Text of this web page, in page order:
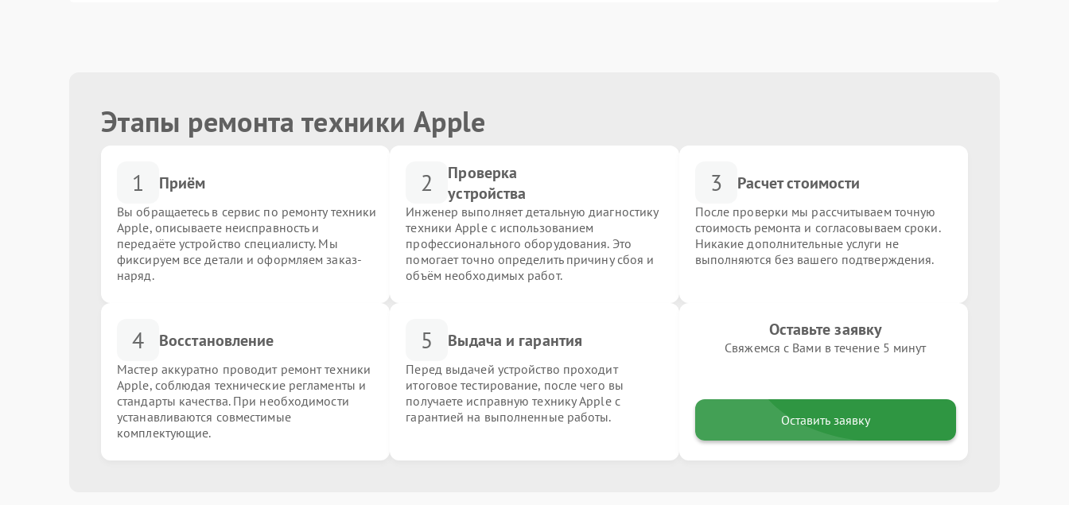
Этапы ремонта техники Apple
1 Приём
Вы обращаетесь в сервис по ремонту техники
Apple, описываете неисправность и
передаёте устройство специалисту. Мы
фиксируем все детали и оформляем заказ-
наряд.
2
Проверка
устройства
Инженер выполняет детальную диагностику
техники Apple с использованием
профессионального оборудования. Это
помогает точно определить причину сбоя и
объём необходимых работ.
3 Расчет стоимости
После проверки мы рассчитываем точную
стоимость ремонта и согласовываем сроки.
Никакие дополнительные услуги не
выполняются без вашего подтверждения.
4 Восстановление
Мастер аккуратно проводит ремонт техники
Apple, соблюдая технические регламенты и
стандарты качества. При необходимости
устанавливаются совместимые
комплектующие.
5 Выдача и гарантия
Перед выдачей устройство проходит
итоговое тестирование, после чего вы
получаете исправную технику Apple с
гарантией на выполненные работы.
Оставьте заявку
Свяжемся с Вами в течение 5 минут
Оставить заявку